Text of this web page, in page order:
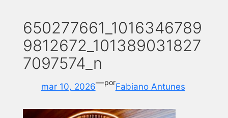
650277661_1016346789
9812672_101389031827
7097574_n
mar 10, 2026—porFabiano Antunes